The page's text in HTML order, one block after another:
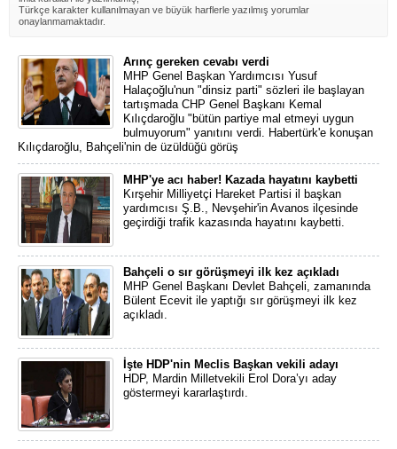
Türkçe karakter kullanılmayan ve büyük harflerle yazılmış yorumlar
onaylanmamaktadır.
Arınç gereken cevabı verdi
MHP Genel Başkan Yardımcısı Yusuf
Halaçoğlu'nun "dinsiz parti" sözleri ile başlayan
tartışmada CHP Genel Başkanı Kemal
Kılıçdaroğlu "bütün partiye mal etmeyi uygun
bulmuyorum" yanıtını verdi. Habertürk'e konuşan
Kılıçdaroğlu, Bahçeli'nin de üzüldüğü görüş
MHP'ye acı haber! Kazada hayatını kaybetti
Kırşehir Milliyetçi Hareket Partisi il başkan
yardımcısı Ş.B., Nevşehir'in Avanos ilçesinde
geçirdiği trafik kazasında hayatını kaybetti.
Bahçeli o sır görüşmeyi ilk kez açıkladı
MHP Genel Başkanı Devlet Bahçeli, zamanında
Bülent Ecevit ile yaptığı sır görüşmeyi ilk kez
açıkladı.
İşte HDP'nin Meclis Başkan vekili adayı
HDP, Mardin Milletvekili Erol Dora’yı aday
göstermeyi kararlaştırdı.